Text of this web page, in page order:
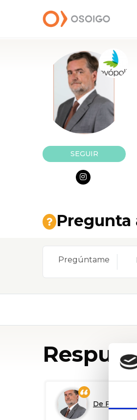
SEGUIR
Pregunta
Pregúntame
De